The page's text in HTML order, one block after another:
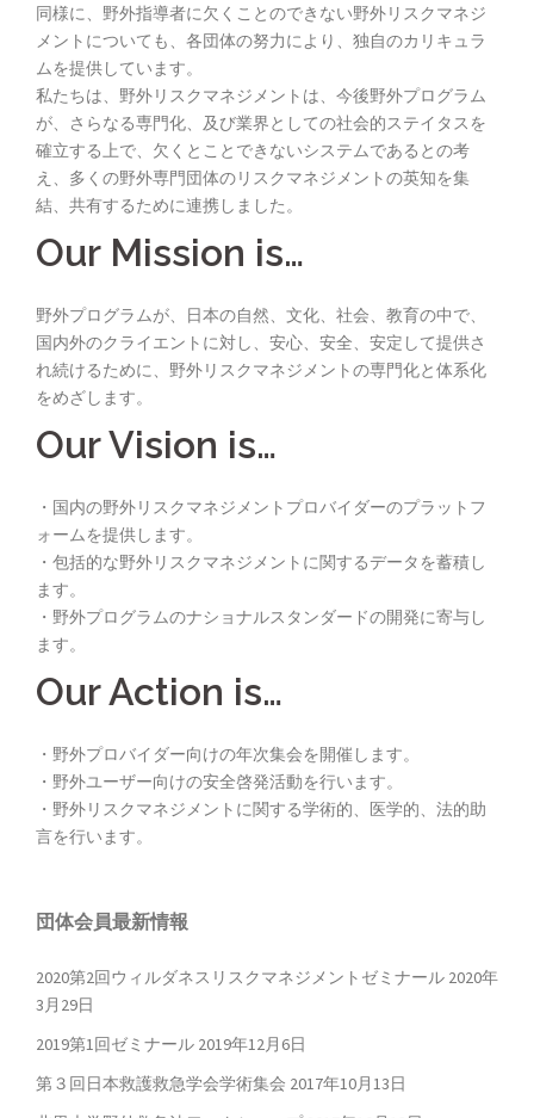
同様に、野外指導者に欠くことのできない野外リスクマネジ
メントについても、各団体の努力により、独自のカリキュラ
ムを提供しています。
私たちは、野外リスクマネジメントは、今後野外プログラム
が、さらなる専門化、及び業界としての社会的ステイタスを
確立する上で、欠くとことできないシステムであるとの考
え、多くの野外専門団体のリスクマネジメントの英知を集
結、共有するために連携しました。
Our Mission is…
野外プログラムが、日本の自然、文化、社会、教育の中で、
国内外のクライエントに対し、安心、安全、安定して提供さ
れ続けるために、野外リスクマネジメントの専門化と体系化
をめざします。
Our Vision is…
・国内の野外リスクマネジメントプロバイダーのプラットフ
ォームを提供します。
・包括的な野外リスクマネジメントに関するデータを蓄積し
ます。
・野外プログラムのナショナルスタンダードの開発に寄与し
ます。
Our Action is…
・野外プロバイダー向けの年次集会を開催します。
・野外ユーザー向けの安全啓発活動を行います。
・野外リスクマネジメントに関する学術的、医学的、法的助
言を行います。
団体会員最新情報
2020第2回ウィルダネスリスクマネジメントゼミナール 2020年
3月29日
2019第1回ゼミナール 2019年12月6日
第３回日本救護救急学会学術集会 2017年10月13日